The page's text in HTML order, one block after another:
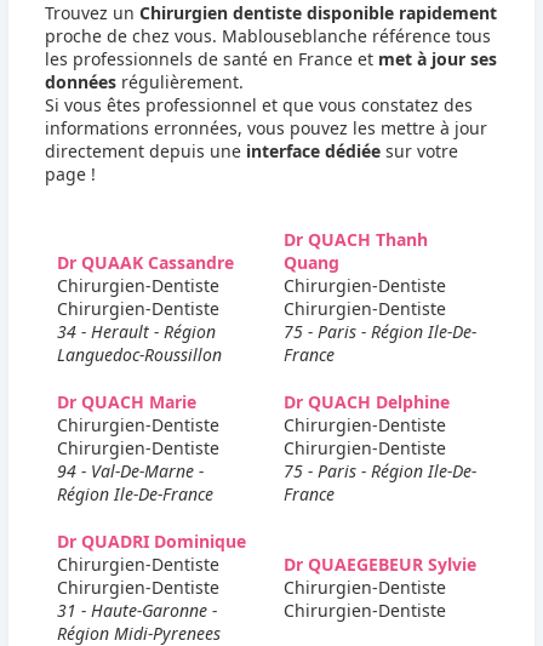
Trouvez unChirurgien dentiste disponible rapidement
proche de chez vous. Mablouseblanche référence tous
les professionnels de santé en France et met à jour ses
données régulièrement.
Si vous êtes professionnel et que vous constatez des
informations erronnées, vous pouvez les mettre à jour
directement depuis une interface dédiée sur votre
page !
Dr QUAAK Cassandre
Chirurgien-Dentiste
Chirurgien-Dentiste
34 - Herault - Région
Languedoc-Roussillon
Dr QUACH Thanh
Quang
Chirurgien-Dentiste
Chirurgien-Dentiste
75 - Paris - Région Ile-De-
France
Dr QUACH Marie
Chirurgien-Dentiste
Chirurgien-Dentiste
94 - Val-De-Marne -
Région Ile-De-France
Dr QUACH Delphine
Chirurgien-Dentiste
Chirurgien-Dentiste
75 - Paris - Région Ile-De-
France
Dr QUADRI Dominique
Chirurgien-Dentiste
Chirurgien-Dentiste
31 - Haute-Garonne -
Région Midi-Pyrenees
Dr QUAEGEBEUR Sylvie
Chirurgien-Dentiste
Chirurgien-Dentiste